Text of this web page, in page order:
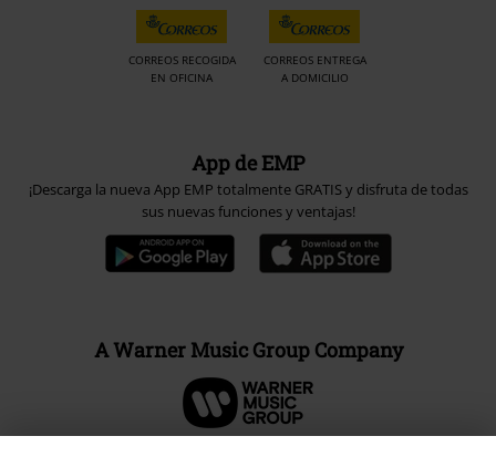
CORREOS RECOGIDA
EN OFICINA
CORREOS ENTREGA
A DOMICILIO
App de EMP
¡Descarga la nueva App EMP totalmente GRATIS y disfruta de todas
sus nuevas funciones y ventajas!
A Warner Music Group Company